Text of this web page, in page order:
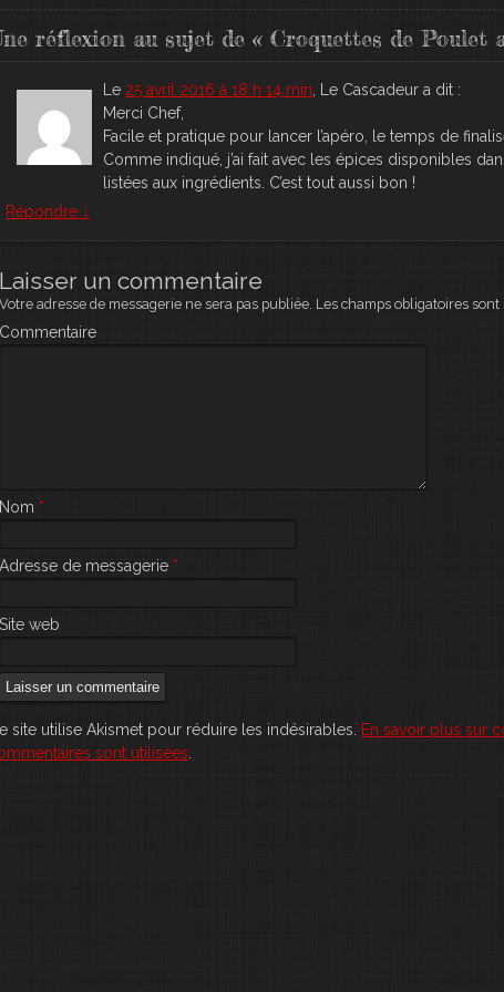
réflexion au sujet de « Croquettes de Poulet
Le 25 avril 2016 à 18 h 14 min Le Cascadeur a dit :
Merci Chef,
Facile et pratique pour lancer l’apéro, le temps de
Comme indiqué, j’ai fait avec les épices disponibles
listées aux ingrédients. C’est tout aussi bon !
Répondre ↓
Laisser un commentaire
Votre adresse de messagerie ne sera pas publiée. Les champs obligatoires
Commentaire
Nom *
Adresse de messagerie *
Site web
site utilise Akismet pour réduire les indésirables.
En savoir plus sur
sont utilisées